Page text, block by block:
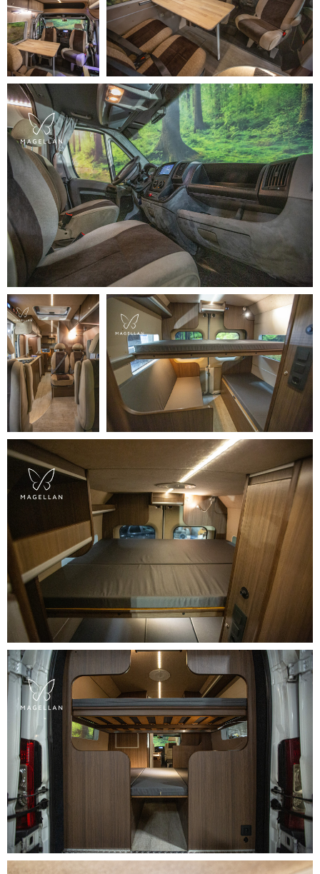
Оставьте заявку на консультацию
специалиста и
ПОЛУЧИТЕ СКИДКУ 5%НА
ПОСТРОЙКУ АВТОДОМА!
Заполните пустое поле и в
ближайшее время наш менеджер
свяжется с вами
Нажимая кнопку «Отправить заявку»,
вы соглашаетесь с политикой
обработки персональных данных
Оставьте заявку
+7
Отправить заявку